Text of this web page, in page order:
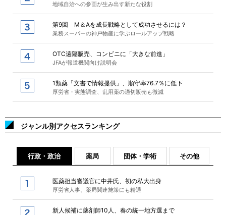
地域自治への参画が生み出す新たな役割
第9回 M＆Aを成長戦略として成功させるには？
業務スーパーの神戸物産に学ぶロールアップ戦略
OTC遠隔販売、コンビニに「大きな前進」
JFAが報道機関向け説明会
1類薬「文書で情報提供」、順守率76.7％に低下
厚労省・実態調査、乱用薬の適切販売も微減
ジャンル別アクセスランキング
行政・政治 薬局 団体・学術 その他
医薬担当審議官に中井氏、初の私大出身
厚労省人事、薬局関連施策にも精通
新人候補に薬剤師10人、春の統一地方選まで